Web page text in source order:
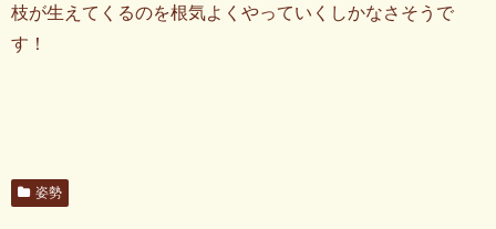
枝が生えてくるのを根気よくやっていくしかなさそうで
す！
姿勢